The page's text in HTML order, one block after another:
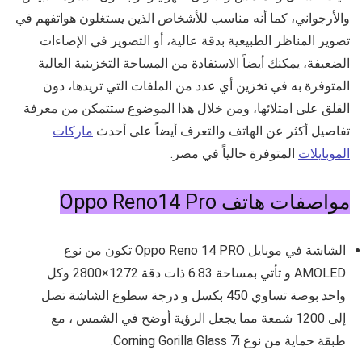
والأرجواني، كما أنه مناسب للأشخاص الذين يستغلون هواتفهم في
تصوير المناظر الطبيعية بدقة عالية، أو التصوير في الإضاءات
الضعيفة، يمكنك أيضاً الاستفادة من المساحة التخزينية العالية
المتوفرة به في تخزين أي عدد من الملفات التي تريدها، دون
القلق على امتلائها، ومن خلال هذا الموضوع ستتمكن من معرفة
تفاصيل أكثر عن الهاتف والتعرف أيضاً على أحدث ماركات
الموبايلات المتوفرة حالياً في مصر.
مواصفات هاتف Oppo Reno14 Pro
الشاشة في موبايل Oppo Reno 14 PRO تكون من نوع
AMOLED و تأتي بمساحة 6.83 ذات دقة 1272×2800 وكل
واحد بوصة تساوي 450 بكسل و درجة سطوع الشاشة تصل
إلى 1200 شمعة مما يجعل الرؤية أوضح في الشمس ، مع
طبقة حماية من نوع Corning Gorilla Glass 7i.